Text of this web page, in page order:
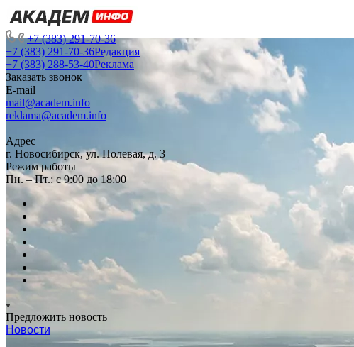
+7 (383) 291-70-36
+7 (383) 291-70-36Редакция
+7 (383) 288-53-40Реклама
Заказать звонок
E-mail
mail@academ.info
reklama@academ.info
Адрес
г. Новосибирск, ул. Полевая, д. 3
Режим работы
Пн. – Пт.: с 9:00 до 18:00
Предложить новость
Новости